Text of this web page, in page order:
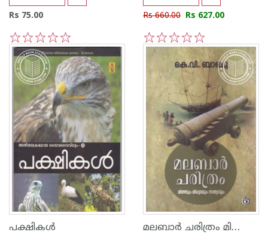
Rs 75.00
5
4
3
2
1
Rs 660.00 Rs 627.00
5
4
3
2
1
പക്ഷികള്‍ മലബാര്‍ ചരിത്രം മിത്തും മിഥ്യയും സത്യവും